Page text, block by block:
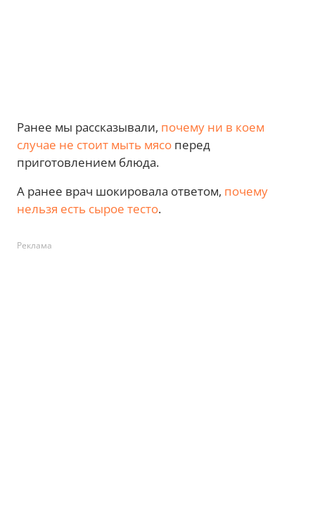
Ранее мы рассказывали, почему ни в коем
случае не стоит мыть мясо перед
приготовлением блюда.
А ранее врач шокировала ответом, почему
нельзя есть сырое тесто.
Реклама